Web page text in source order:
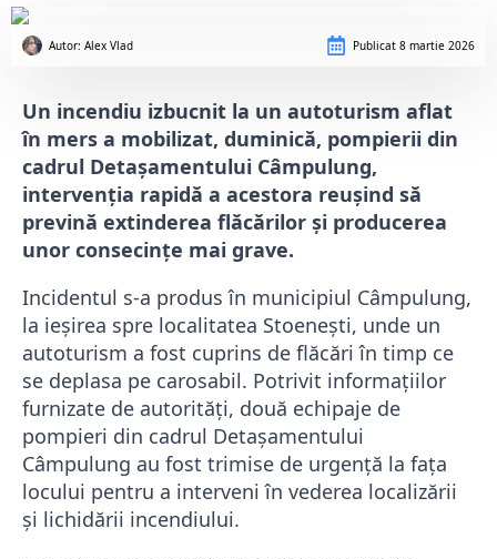
Autor: Alex Vlad Publicat 8 martie 2026
Un incendiu izbucnit la un autoturism aflat
în mers a mobilizat, duminică, pompierii din
cadrul Detașamentului Câmpulung,
intervenția rapidă a acestora reușind să
prevină extinderea flăcărilor și producerea
unor consecințe mai grave.
Incidentul s-a produs în municipiul Câmpulung,
la ieșirea spre localitatea Stoenești, unde un
autoturism a fost cuprins de flăcări în timp ce
se deplasa pe carosabil. Potrivit informațiilor
furnizate de autorități, două echipaje de
pompieri din cadrul Detașamentului
Câmpulung au fost trimise de urgență la fața
locului pentru a interveni în vederea localizării
și lichidării incendiului.